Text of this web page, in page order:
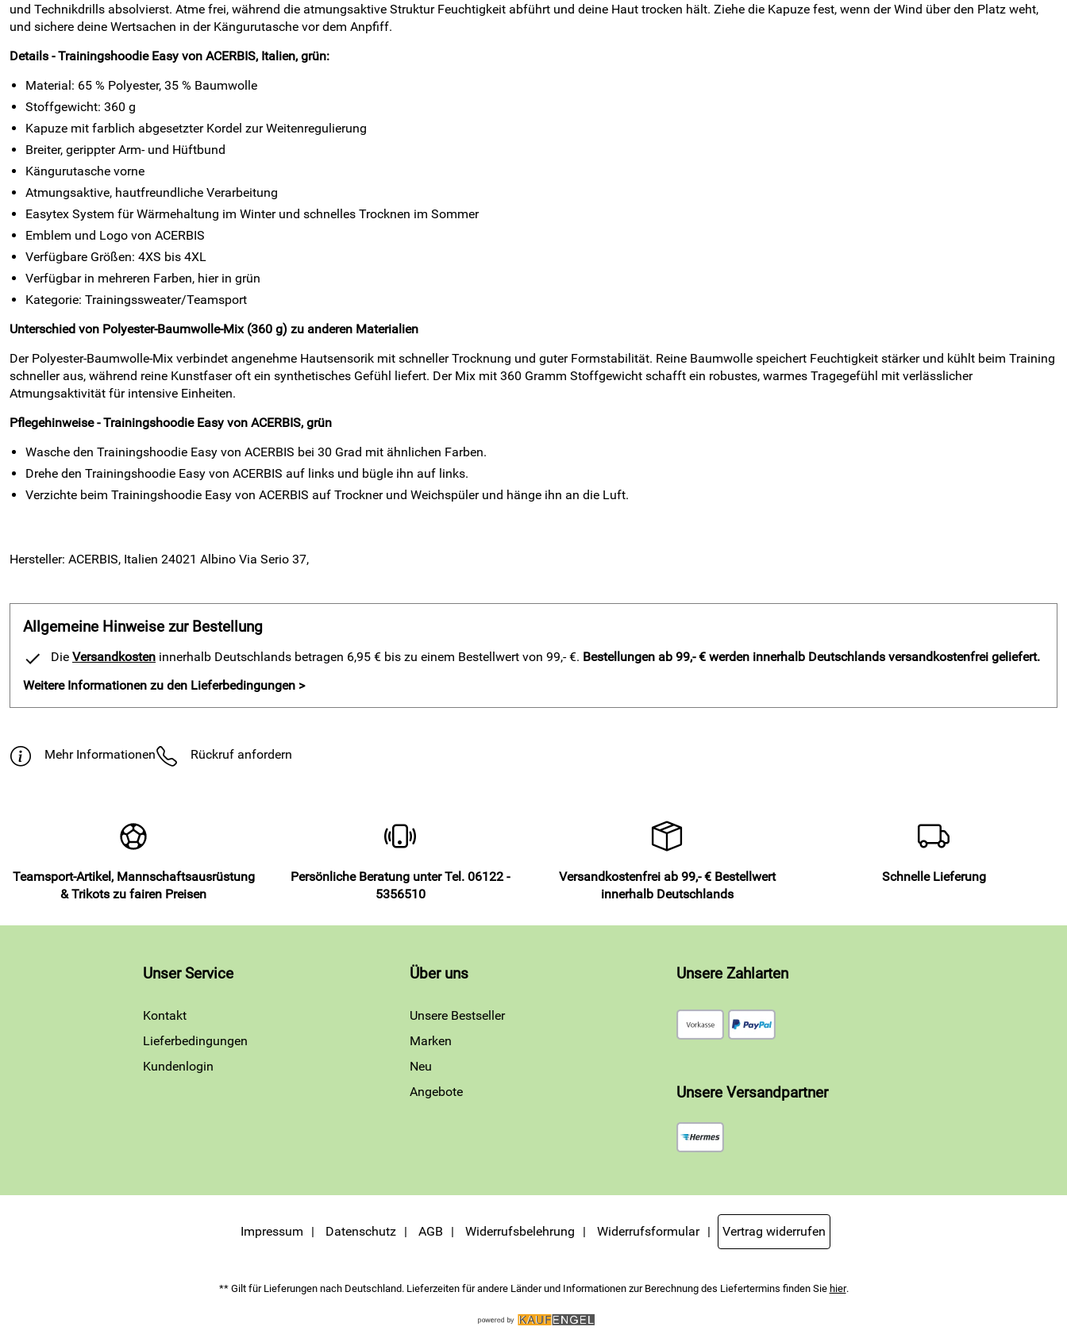
und Technikdrills absolvierst. Atme frei, während die atmungsaktive Struktur Feuchtigkeit abführt und deine Haut trocken hält. Ziehe die Kapuze fest, wenn der Wind über den Platz weht,
und sichere deine Wertsachen in der Kängurutasche vor dem Anpfiff.
Details - Trainingshoodie Easy von ACERBIS, Italien, grün:
Material: 65 % Polyester, 35 % Baumwolle
Stoffgewicht: 360 g
Kapuze mit farblich abgesetzter Kordel zur Weitenregulierung
Breiter, gerippter Arm- und Hüftbund
Kängurutasche vorne
Atmungsaktive, hautfreundliche Verarbeitung
Easytex System für Wärmehaltung im Winter und schnelles Trocknen im Sommer
Emblem und Logo von ACERBIS
Verfügbare Größen: 4XS bis 4XL
Verfügbar in mehreren Farben, hier in grün
Kategorie: Trainingssweater/Teamsport
Unterschied von Polyester-Baumwolle-Mix (360 g) zu anderen Materialien
Der Polyester-Baumwolle-Mix verbindet angenehme Hautsensorik mit schneller Trocknung und guter Formstabilität. Reine Baumwolle speichert Feuchtigkeit stärker und kühlt beim Training
schneller aus, während reine Kunstfaser oft ein synthetisches Gefühl liefert. Der Mix mit 360 Gramm Stoffgewicht schafft ein robustes, warmes Tragegefühl mit verlässlicher
Atmungsaktivität für intensive Einheiten.
Pflegehinweise - Trainingshoodie Easy von ACERBIS, grün
Wasche den Trainingshoodie Easy von ACERBIS bei 30 Grad mit ähnlichen Farben.
Drehe den Trainingshoodie Easy von ACERBIS auf links und bügle ihn auf links.
Verzichte beim Trainingshoodie Easy von ACERBIS auf Trockner und Weichspüler und hänge ihn an die Luft.
Hersteller: ACERBIS, Italien 24021 Albino Via Serio 37,
Allgemeine Hinweise zur Bestellung
Die Versandkosten innerhalb Deutschlands betragen 6,95 € bis zu einem Bestellwert von 99,- €. Bestellungen ab 99,- € werden innerhalb Deutschlands versandkostenfrei geliefert.
Weitere Informationen zu den Lieferbedingungen >
Mehr Informationen Rückruf anfordern
Teamsport-Artikel, Mannschaftsausrüstung
& Trikots zu fairen Preisen
Persönliche Beratung unter Tel. 06122 -
5356510
Versandkostenfrei ab 99,- € Bestellwert
innerhalb Deutschlands
Schnelle Lieferung
Unser Service
Kontakt
Lieferbedingungen
Kundenlogin
Über uns
Unsere Bestseller
Marken
Neu
Angebote
Unsere Zahlarten
Unsere Versandpartner
Impressum Datenschutz AGB Widerrufsbelehrung Widerrufsformular Vertrag widerrufen
** Gilt für Lieferungen nach Deutschland. Lieferzeiten für andere Länder und Informationen zur Berechnung des Liefertermins finden Sie hier.